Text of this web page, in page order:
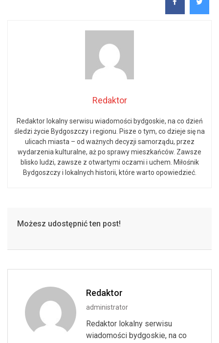
Redaktor
Redaktor lokalny serwisu wiadomości bydgoskie, na co dzień
śledzi życie Bydgoszczy i regionu. Pisze o tym, co dzieje się na
ulicach miasta – od ważnych decyzji samorządu, przez
wydarzenia kulturalne, aż po sprawy mieszkańców. Zawsze
blisko ludzi, zawsze z otwartymi oczami i uchem. Miłośnik
Bydgoszczy i lokalnych historii, które warto opowiedzieć.
Możesz udostępnić ten post!
Redaktor
administrator
Redaktor lokalny serwisu
wiadomości bydgoskie, na co